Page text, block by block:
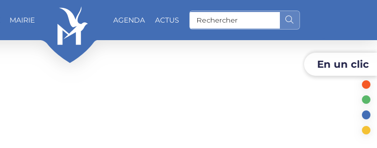
MAIRIE AGENDA ACTUS
Rechercher sur le site
En un clic